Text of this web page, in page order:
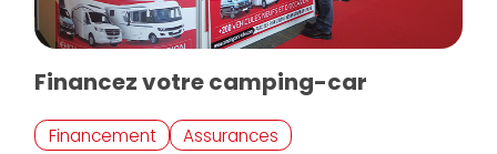
Financez votre camping-car
Financement Assurances